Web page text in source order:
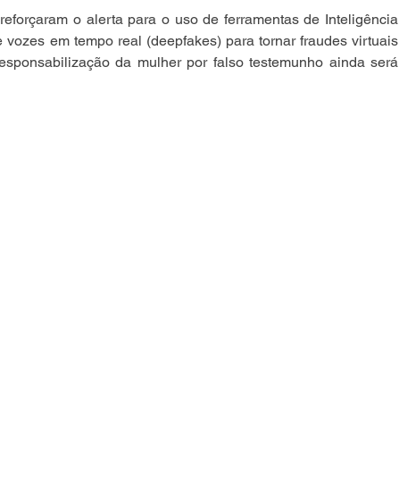
o alerta para o uso de ferramentas de Inteligência
em tempo real (deepfakes) para tornar fraudes virtuais
da mulher por falso testemunho ainda será